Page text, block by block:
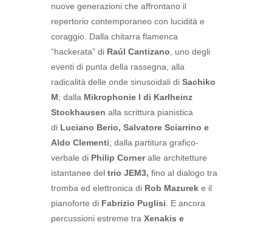
nuove generazioni che affrontano il
repertorio contemporaneo con lucidità e
coraggio. Dalla chitarra flamenca
“hackerata” di Raúl Cantizano , uno degli
eventi di punta della rassegna, alla
radicalità delle onde sinusoidali di Sachiko
M; dalla Mikrophonie I di Karlheinz
Stockhausen alla scrittura pianistica
di Luciano Berio, Salvatore Sciarrino e
Aldo Clementi; dalla partitura grafico-
verbale di Philip Corneralle architetture
istantanee del trio JEM3, fino al dialogo tra
tromba ed elettronica di Rob Mazurek e il
pianoforte di Fabrizio Puglisi . E ancora
percussioni estreme tra Xenakis e